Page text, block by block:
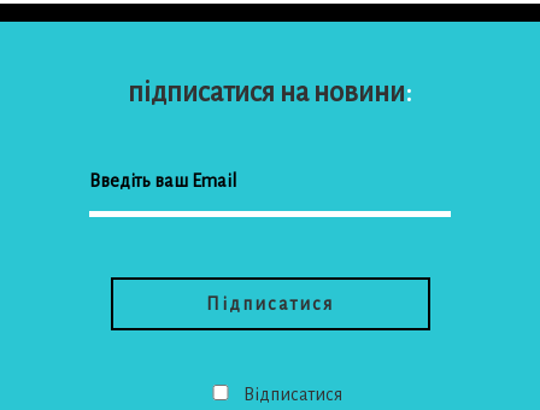
підписатися на новини:
Відписатися